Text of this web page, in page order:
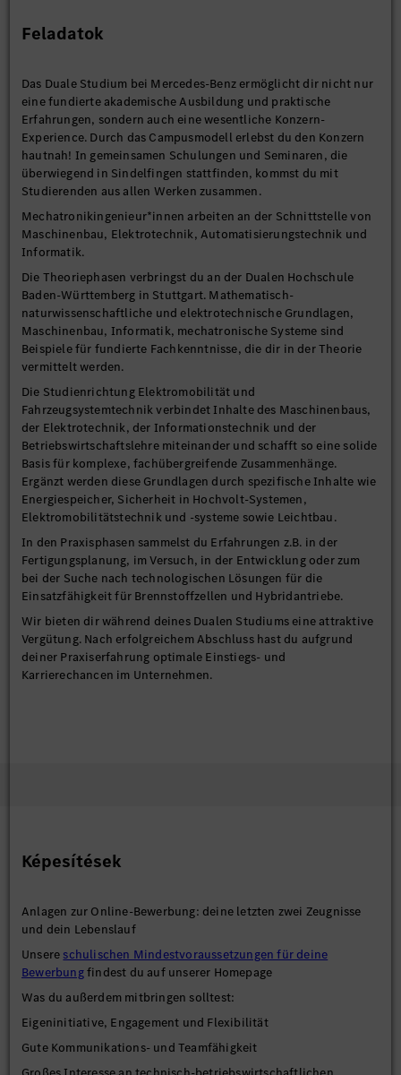
Feladatok
Das Duale Studium bei Mercedes-Benz ermöglicht dir nicht nur
eine fundierte akademische Ausbildung und praktische
Erfahrungen, sondern auch eine wesentliche Konzern-
Experience. Durch das Campusmodell erlebst du den Konzern
hautnah! In gemeinsamen Schulungen und Seminaren, die
überwiegend in Sindelfingen stattfinden, kommst du mit
Studierenden aus allen Werken zusammen.
Mechatronikingenieur*innen arbeiten an der Schnittstelle von
Maschinenbau, Elektrotechnik, Automatisierungstechnik und
Informatik.
Die Theoriephasen verbringst du an der Dualen Hochschule
Baden-Württemberg in Stuttgart. Mathematisch-
naturwissenschaftliche und elektrotechnische Grundlagen,
Maschinenbau, Informatik, mechatronische Systeme sind
Beispiele für fundierte Fachkenntnisse, die dir in der Theorie
vermittelt werden.
Die Studienrichtung Elektromobilität und
Fahrzeugsystemtechnik verbindet Inhalte des Maschinenbaus,
der Elektrotechnik, der Informationstechnik und der
Betriebswirtschaftslehre miteinander und schafft so eine solide
Basis für komplexe, fachübergreifende Zusammenhänge.
Ergänzt werden diese Grundlagen durch spezifische Inhalte wie
Energiespeicher, Sicherheit in Hochvolt-Systemen,
Elektromobilitätstechnik und -systeme sowie Leichtbau.
In den Praxisphasen sammelst du Erfahrungen z.B. in der
Fertigungsplanung, im Versuch, in der Entwicklung oder zum
bei der Suche nach technologischen Lösungen für die
Einsatzfähigkeit für Brennstoffzellen und Hybridantriebe.
Wir bieten dir während deines Dualen Studiums eine attraktive
Vergütung. Nach erfolgreichem Abschluss hast du aufgrund
deiner Praxiserfahrung optimale Einstiegs- und
Karrierechancen im Unternehmen.
Képesítések
Anlagen zur Online-Bewerbung: deine letzten zwei Zeugnisse
und dein Lebenslauf
Unsere schulischen Mindestvoraussetzungen für deine
Bewerbungfindest du auf unserer Homepage
Was du außerdem mitbringen solltest:
Eigeninitiative, Engagement und Flexibilität
Gute Kommunikations- und Teamfähigkeit